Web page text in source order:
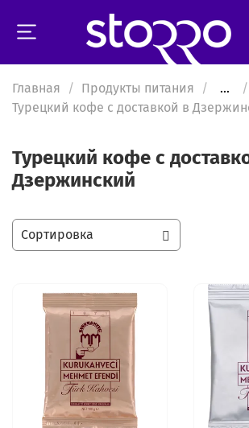
Главная Продукты питания
...
Турецкий кофе с доставкой в
Турецкий кофе с
Дзержинский